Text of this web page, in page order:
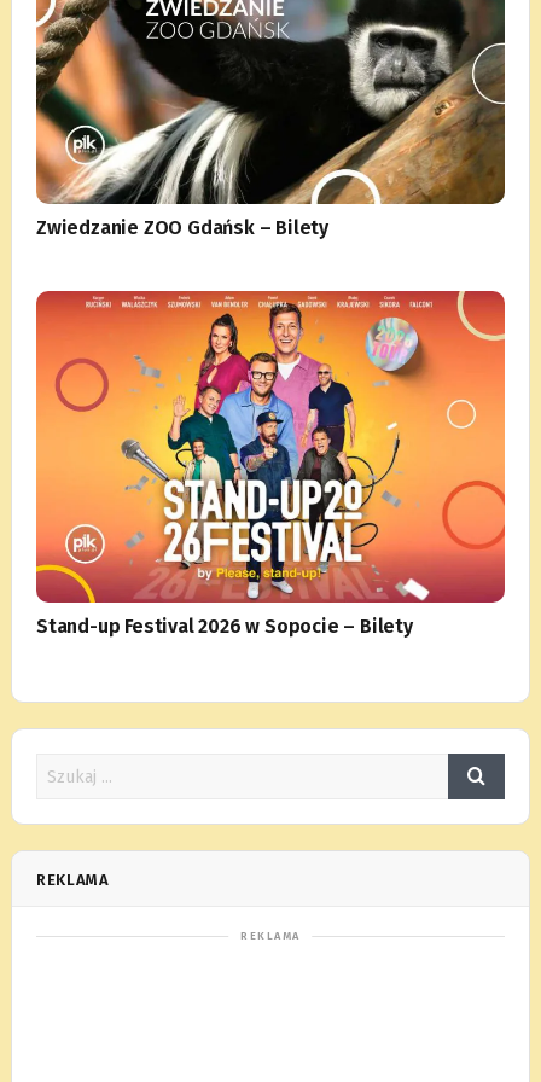
Zwiedzanie ZOO Gdańsk – Bilety
Stand-up Festival 2026 w Sopocie – Bilety
REKLAMA